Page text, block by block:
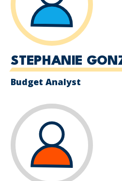
STEPHANIE
Budget Analyst